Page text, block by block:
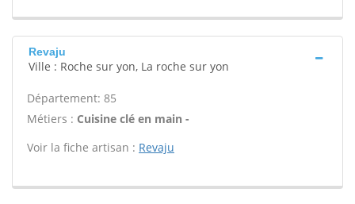
Revaju
Ville : Roche sur yon, La roche sur yon
Département: 85
Métiers : Cuisine clé en main -
Voir la fiche artisan : Revaju